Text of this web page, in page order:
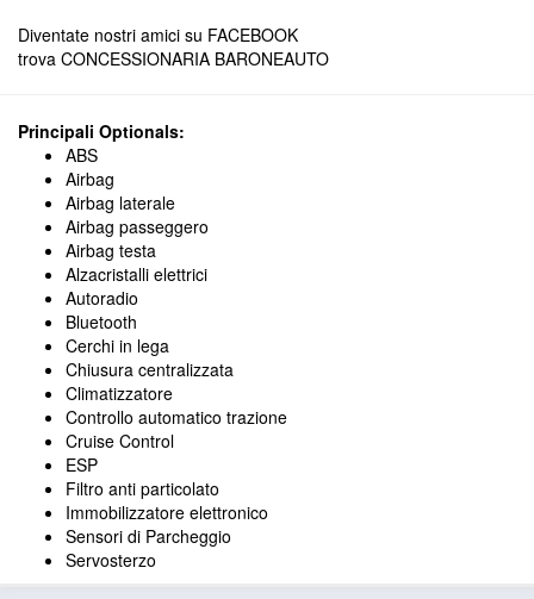
Diventate nostri amici su FACEBOOK
trova CONCESSIONARIA BARONEAUTO
Principali Optionals:
ABS
Airbag
Airbag laterale
Airbag passeggero
Airbag testa
Alzacristalli elettrici
Autoradio
Bluetooth
Cerchi in lega
Chiusura centralizzata
Climatizzatore
Controllo automatico trazione
Cruise Control
ESP
Filtro anti particolato
Immobilizzatore elettronico
Sensori di Parcheggio
Servosterzo